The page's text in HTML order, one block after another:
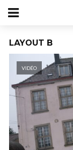
LAYOUT B
VIDÉO